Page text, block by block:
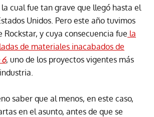
la cual fue tan grave que llegó hasta el
Unidos. Pero este año tuvimos
Rockstar, y cuya consecuencia fue la
de materiales inacabados de
, uno de los proyectos vigentes más
saber que al menos, en este caso,
en el asunto, antes de que se